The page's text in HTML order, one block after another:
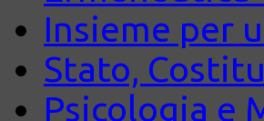
Insieme per
Stato,
Psicologia e